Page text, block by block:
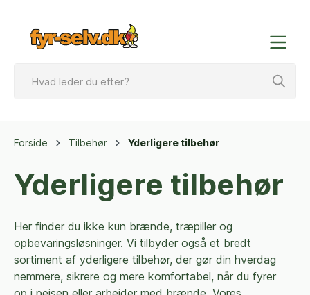
Forside Tilbehør Yderligere tilbehør
Yderligere tilbehør
Her finder du ikke kun brænde, træpiller og
opbevaringsløsninger. Vi tilbyder også et bredt
sortiment af yderligere tilbehør, der gør din hverdag
nemmere, sikrere og mere komfortabel, når du fyrer